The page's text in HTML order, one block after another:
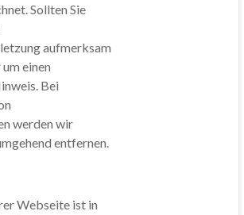
Sollten Sie
aufmerksam
einen
Bei
werden wir
entfernen.
Webseite ist in